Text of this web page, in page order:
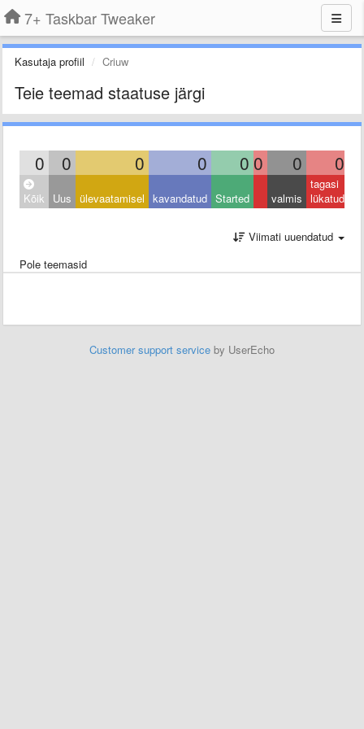
7+ Taskbar Tweaker
Kasutaja profiil Criuw
Teie teemad staatuse järgi
0 0 0 0 0 0 0 0
Kõik Uus ülevaatamisel kavandatud Started valmis
tagasi
lükatud
Viimati uuendatud
Pole teemasid
Customer support service by UserEcho